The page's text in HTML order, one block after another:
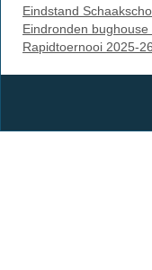
Eindstand
Eindronden bughouse
Rapidtoernooi 2025-